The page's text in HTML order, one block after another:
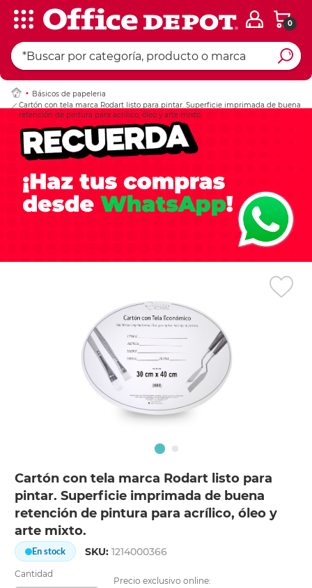
0
Básicos de papeleria
Cartón con tela marca Rodart listo para pintar. Superficie imprimada de buena
retención de pintura para acrílico, óleo y arte mixto.
Cartón con tela marca Rodart listo para
pintar. Superficie imprimada de buena
retención de pintura para acrílico, óleo y
arte mixto.
En stock SKU:1214000366
Cantidad
Precio exclusivo online:
Ingresar Codigo